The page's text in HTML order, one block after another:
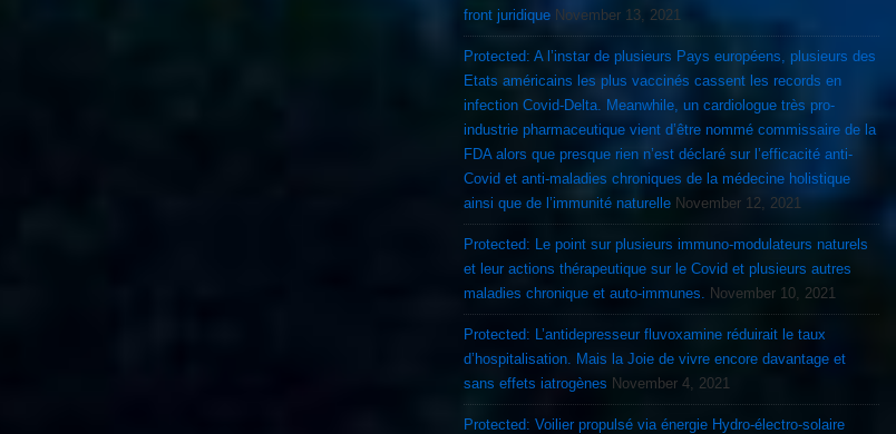
front juridique November 13, 2021
Protected: A l’instar de plusieurs Pays européens, plusieurs des
Etats américains les plus vaccinés cassent les records en
infection Covid-Delta. Meanwhile, un cardiologue très pro-
industrie pharmaceutique vient d’être nommé commissaire de la
FDA alors que presque rien n’est déclaré sur l’efficacité anti-
Covid et anti-maladies chroniques de la médecine holistique
ainsi que de l’immunité naturelle November 12, 2021
Protected: Le point sur plusieurs immuno-modulateurs naturels
et leur actions thérapeutique sur le Covid et plusieurs autres
maladies chronique et auto-immunes.
November 10, 2021
Protected: L’antidepresseur fluvoxamine réduirait le taux
d’hospitalisation. Mais la Joie de vivre encore davantage et
sans effets iatrogènes November 4, 2021
Protected: Voilier propulsé via énergie Hydro-électro-solaire